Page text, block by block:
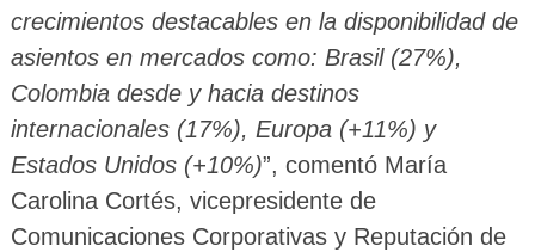
crecimientos destacables en la disponibilidad de
asientos en mercados como: Brasil (27%),
Colombia desde y hacia destinos
internacionales (17%), Europa (+11%) y
Estados Unidos (+10%)”, comentó María
Carolina Cortés, vicepresidente de
Comunicaciones Corporativas y Reputación de